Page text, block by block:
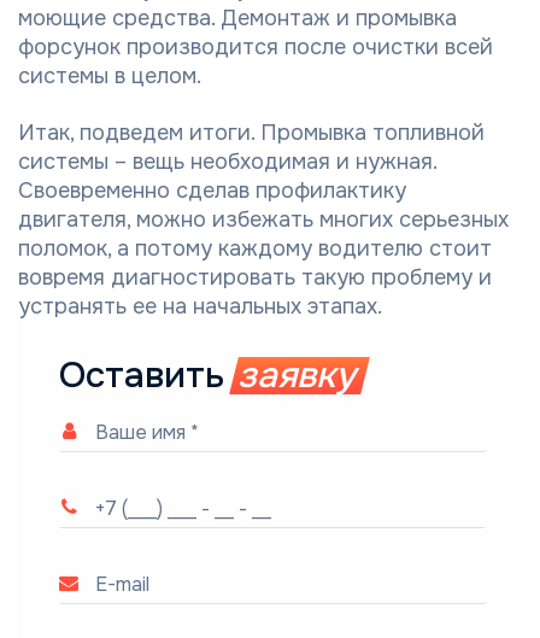
моющие средства. Демонтаж и промывка
форсунок производится после очистки всей
системы в целом.
Итак, подведем итоги. Промывка топливной
системы – вещь необходимая и нужная.
Своевременно сделав профилактику
двигателя, можно избежать многих серьезных
поломок, а потому каждому водителю стоит
вовремя диагностировать такую проблему и
устранять ее на начальных этапах.
Оставить заявку